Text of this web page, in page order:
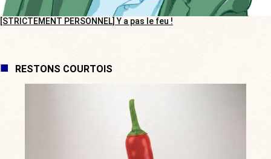
[STRICTEMENT PERSONNEL] Y a pas le feu !
RESTONS COURTOIS